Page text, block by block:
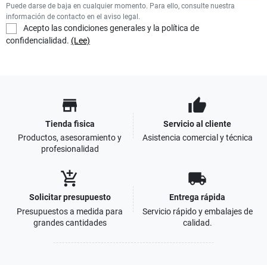
Puede darse de baja en cualquier momento. Para ello, consulte nuestra
información de contacto en el aviso legal.
Acepto las condiciones generales y la política de
confidencialidad. (Lee)
store
Tienda fisica
Productos, asesoramiento y
profesionalidad
thumb_up
Servicio al cliente
Asistencia comercial y técnica
add_shopping_cart
Solicitar presupuesto
Presupuestos a medida para
grandes cantidades
local_shipping
Entrega rápida
Servicio rápido y embalajes de
calidad.